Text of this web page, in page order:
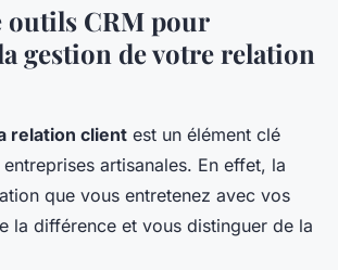
outils CRM pour
gestion de votre relation
relation client est un élément clé
artisanales. En effet, la
que vous entretenez avec vos
la différence et vous distinguer de la